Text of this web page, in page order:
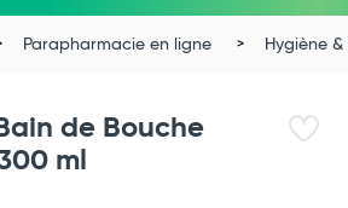
Parapharmacie en ligne Hygiène
de Bouche
ml